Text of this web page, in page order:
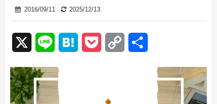
2016/09/11 2025/12/13
Line Hatena Pocket Copy